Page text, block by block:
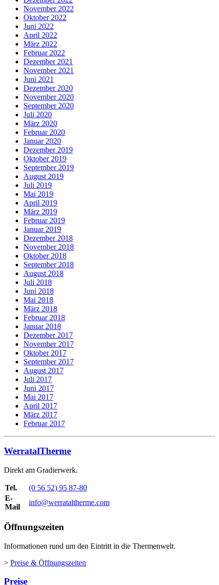
November 2022
Oktober 2022
Juni 2022
April 2022
März 2022
Februar 2022
Dezember 2021
November 2021
Juni 2021
Dezember 2020
November 2020
September 2020
Juli 2020
März 2020
Februar 2020
Januar 2020
Dezember 2019
Oktober 2019
September 2019
August 2019
Juli 2019
Mai 2019
April 2019
März 2019
Februar 2019
Januar 2019
Dezember 2018
November 2018
Oktober 2018
September 2018
August 2018
Juli 2018
Juni 2018
Mai 2018
März 2018
Februar 2018
Januar 2018
Dezember 2017
November 2017
Oktober 2017
September 2017
August 2017
Juli 2017
Juni 2017
Mai 2017
April 2017
März 2017
Februar 2017
WerratalTherme
Direkt am Gradierwerk.
Tel.
(0 56 52) 95 87-80
E-
Mail
info@werrataltherme.com
Öffnungszeiten
Informationen rund um den Eintritt in die Thermenwelt.
> Preise & Öffnungszeiten
Preise